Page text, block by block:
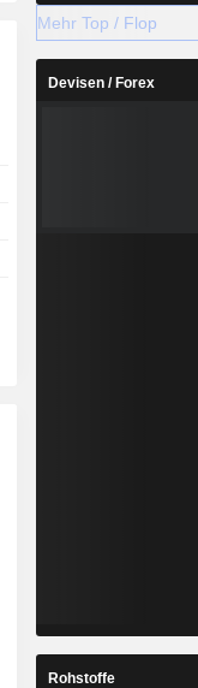
Mehr Top / Flop
Devisen / Forex
Rohstoffe